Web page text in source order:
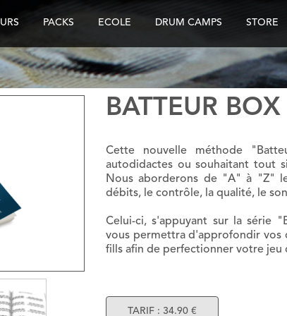
PACKS ECOLE DRUM CAMPS STORE
BATTEUR BOX
Cette nouvelle méthode
autodidactes ou souhaitant tout
Nous aborderons de "A" à "Z"
débits, le contrôle, la qualité, le
Celui-ci, s'appuyant sur la série
vous permettra d'approfondir vos
fills afin de perfectionner votre jeu
TARIF : 34.90 €